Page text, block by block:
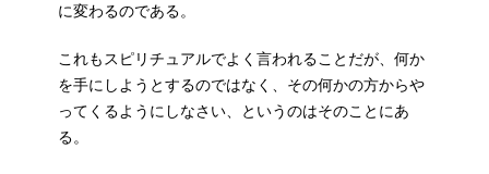
に変わるのである。
これもスピリチュアルでよく言われることだが、何か
を手にしようとするのではなく、その何かの方からや
ってくるようにしなさい、というのはそのことにあ
る。